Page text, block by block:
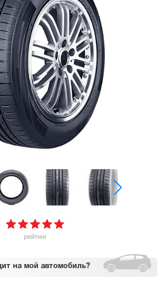
рейтинг
на мой автомобиль?